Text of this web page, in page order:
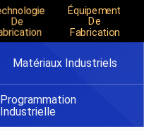
De
Équipement
De
Fabrication
Matériaux Industriels
Programmation
Industrielle